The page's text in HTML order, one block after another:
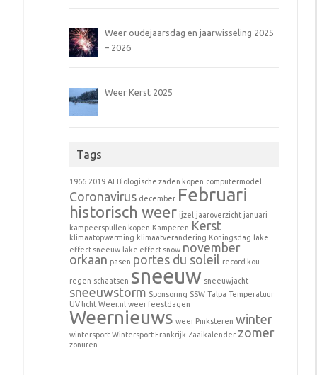
Weer oudejaarsdag en jaarwisseling 2025
– 2026
Weer Kerst 2025
Tags
1966 2019 AI Biologische zaden kopen computermodel
Coronavirus december Februari
historisch weer ijzel jaaroverzicht januari
kampeerspullen kopen Kamperen Kerst
klimaatopwarming klimaatverandering Koningsdag lake
effect sneeuw lake effect snow november
orkaan pasen portes du soleil record kou
regen schaatsen sneeuw sneeuwjacht
sneeuwstorm Sponsoring SSW Talpa Temperatuur
UV licht Weer.nl weer feestdagen
Weernieuws weer Pinksteren winter
wintersport Wintersport Frankrijk Zaaikalender zomer
zonuren